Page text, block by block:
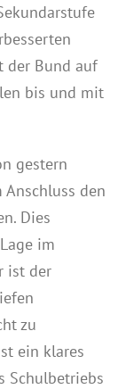
der Bund auf
bis und mit
gestern
den
Dies
im
ist der
zu
ein klares
Schulbetriebs